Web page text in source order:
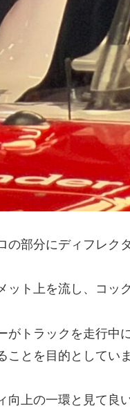
の部分にディフレク
ット上を流し、コッ
がトラックを走行中
ことを目的としていま
上の一環と見て良